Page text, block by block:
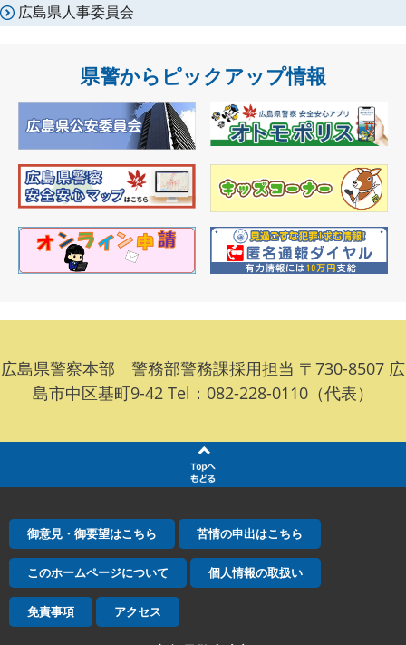
広島県人事委員会
県警からピックアップ情報
広島県警察本部 警務部警務課採用担当 〒730-8507 広
島市中区基町9-42 Tel：082-228-0110（代表）
御意見・御要望はこちら 苦情の申出はこちら
このホームページについて 個人情報の取扱い
免責事項 アクセス